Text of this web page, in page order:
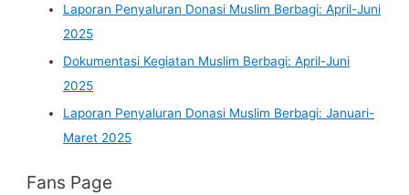
Laporan Penyaluran Donasi Muslim Berbagi: April-Juni
2025
Dokumentasi Kegiatan Muslim Berbagi: April-Juni
2025
Laporan Penyaluran Donasi Muslim Berbagi: Januari-
Maret 2025
Fans Page